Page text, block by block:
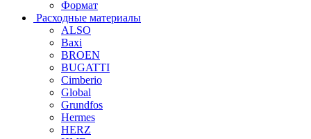
Формат
Расходные материалы
ALSO
Baxi
BROEN
BUGATTI
Cimberio
Global
Grundfos
Hermes
HERZ